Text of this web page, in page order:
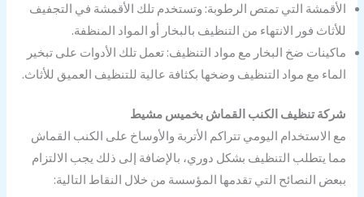
الأقمشة التي تمتص الرطوبة: وتستخدم تلك الأقمشة في التجفيف
للأثاث فور الانتهاء من التنظيف بالبخار أو المواد المنظفة.
ماكينات ضخ البخار مع مواد التنظيف: تعمل تلك الأدوات على تبخير
الماء مع مواد التنظيف وضخها بكثافة عالية للتنظيف العميق للأثاث.
شركة تنظيف الكنب القماش بخميس مشيط
مع الاستخدام اليومي تتراكم الأتربة والأوساخ على الكنب القماش
مما يتطلب التنظيف بشكل دوري، بالإضافة إلى ذلك يجب الالتزام
ببعض النصائح التي تقدمها المؤسسة من خلال النقاط التالية: